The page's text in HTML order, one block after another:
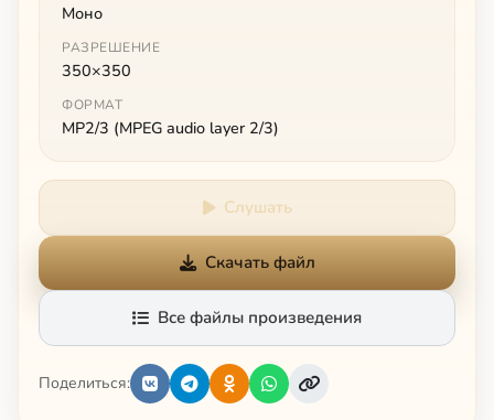
Моно
РАЗРЕШЕНИЕ
350×350
ФОРМАТ
MP2/3 (MPEG audio layer 2/3)
Слушать
Скачать файл
Все файлы произведения
Поделиться: